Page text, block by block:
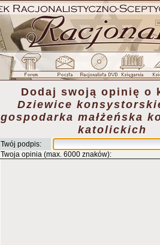
Dodaj swoją opinię o
Dziewice
gospodarka małżeńska
katolickich
Twój podpis:
Twoja opinia (max. 6000 znaków):